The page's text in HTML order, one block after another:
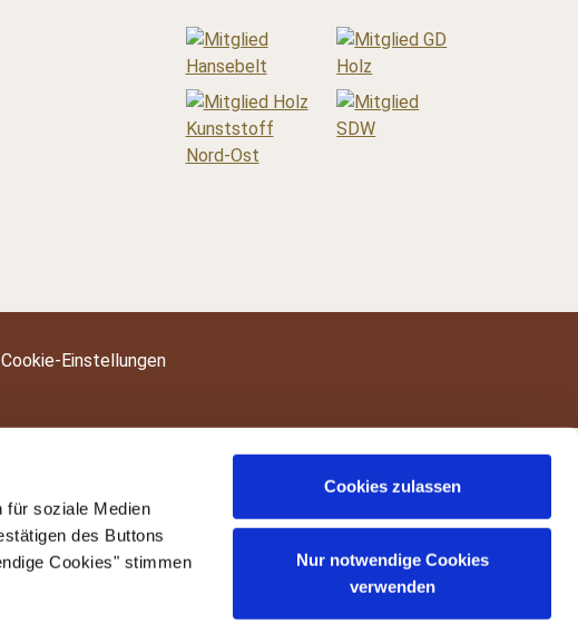
für soziale Medien
des Buttons
Cookies" stimmen
Cookies zulassen
Nur notwendige Cookies
verwenden
Cookie-Einstellungen